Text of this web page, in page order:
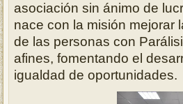
asociación sin ánimo de
nace con la misión mejorar
de las personas con
afines, fomentando el
igualdad de oportunidades.